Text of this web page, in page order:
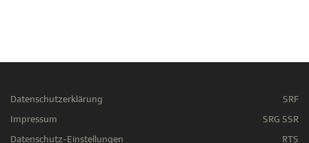
Datenschutzerklärung
Impressum
Datenschutz-Einstellungen
SRF
SRG SSR
RTS